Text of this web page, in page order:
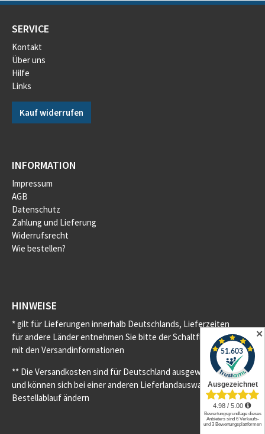
SERVICE
Kontakt
Über uns
Hilfe
Links
Kauf widerrufen
INFORMATION
Impressum
AGB
Datenschutz
Zahlung und Lieferung
Widerrufsrecht
Wie bestellen?
HINWEISE
* gilt für Lieferungen innerhalb Deutschlands, Lieferzeiten
für andere Länder entnehmen Sie bitte der Schaltfläche
mit den Versandinformationen
** Die Versandkosten sind für Deutschland ausgewiesen
und können sich bei einer anderen Lieferlandauswahl im
Bestellablauf ändern
✕